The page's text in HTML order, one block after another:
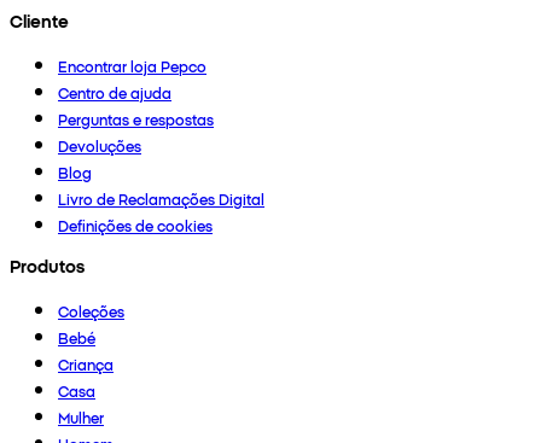
Cliente
Encontrar loja Pepco
Centro de ajuda
Perguntas e respostas
Devoluções
Blog
Livro de Reclamações Digital
Definições de cookies
Produtos
Coleções
Bebé
Criança
Casa
Mulher